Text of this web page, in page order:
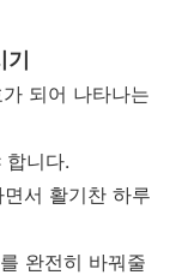
되어 나타나는
합니다.
서 활기찬 하루
완전히 바꿔줄